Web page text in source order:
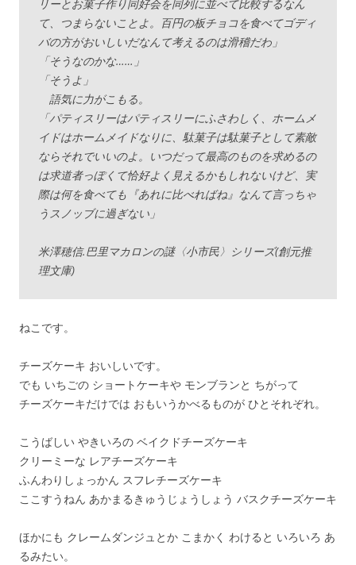
リーとお菓子作り同好会を同列に並べて比較するなん
て、つまらないことよ。百円の板チョコを食べてゴディ
バの方がおいしいだなんて考えるのは滑稽だわ」
「そうなのかな……」
「そうよ」
語気に力がこもる。
「パティスリーはパティスリーにふさわしく、ホームメ
イドはホームメイドなりに、駄菓子は駄菓子として素敵
ならそれでいいのよ。いつだって最高のものを求めるの
は求道者っぽくて恰好よく見えるかもしれないけど、実
際は何を食べても『あれに比べればね』なんて言っちゃ
うスノッブに過ぎない」
米澤穂信.巴里マカロンの謎〈小市民〉シリーズ(創元推
理文庫)
ねこです。
チーズケーキ おいしいです。
でも いちごの ショートケーキや モンブランと ちがって
チーズケーキだけでは おもいうかべるものが ひとそれぞれ。
こうばしい やきいろの ベイクドチーズケーキ
クリーミーな レアチーズケーキ
ふんわりしょっかん スフレチーズケーキ
ここすうねん あかまるきゅうじょうしょう バスクチーズケーキ
ほかにも クレームダンジュとか こまかく わけると いろいろ あ
るみたい。